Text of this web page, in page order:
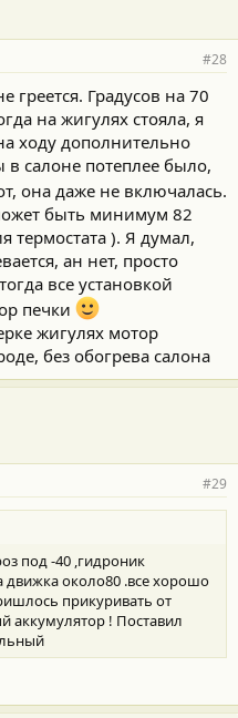
#28
Градусов на 70
на жигулях стояла, я
ходу дополнительно
в салоне потеплее было,
она даже не включалась.
быть минимум 82
термостата ). Я думал,
ан нет, просто
все установкой
печки
жигулях мотор
без обогрева салона
#29
под -40 ,гидроник
движка около80 .все хорошо
прикуривать от
аккумулятор ! Поставил